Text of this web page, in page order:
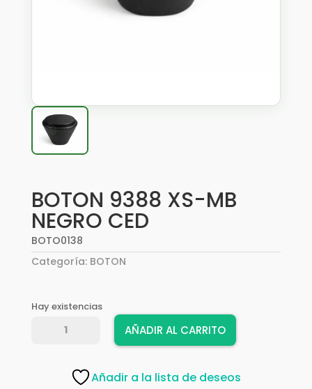
BOTON 9388 XS-MB
NEGRO CED
BOTO0138
Categoría: BOTON
Hay existencias
BOTON
AÑADIR AL CARRITO
Añadir a la lista de deseos